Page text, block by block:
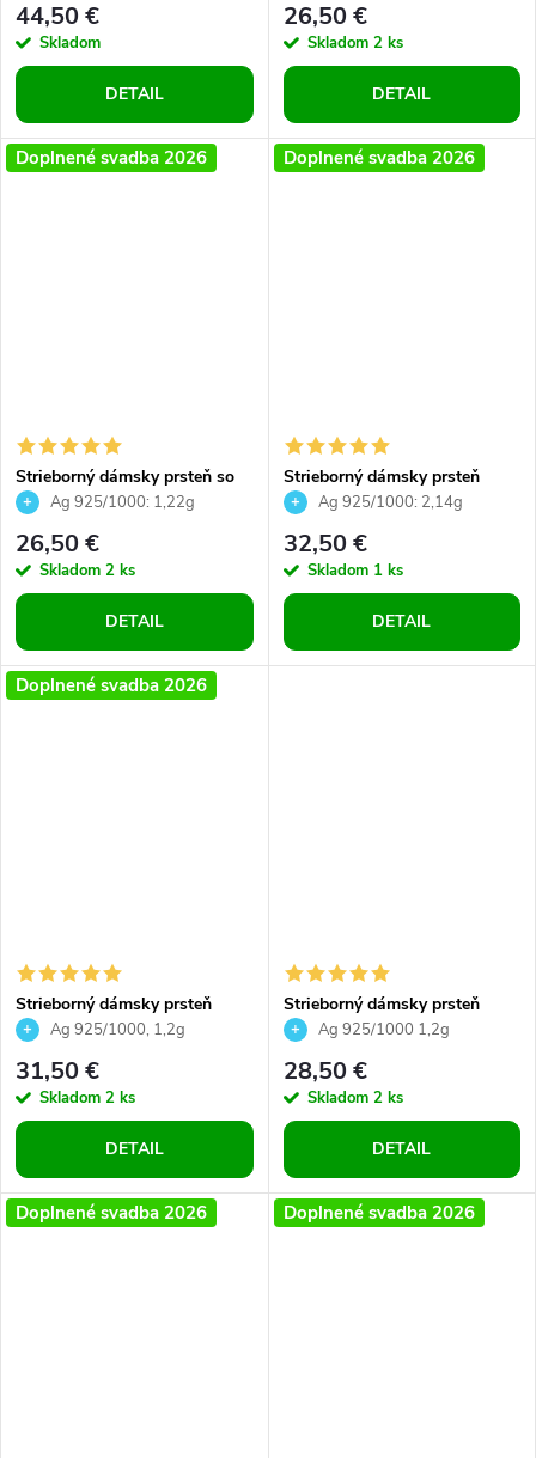
dvojice
44,50 €
Skladom
DETAIL
26,50 €
Skladom 2 ks
DETAIL
Doplnené svadba 2026
Strieborný dámsky prsteň so
zirkónmiAg 925/1000: 1,22g
26,50 €
Skladom 2 ks
DETAIL
Doplnené svadba 2026
Strieborný dámsky prsteň
vykladaný zirkónmi po obvode
Ag 925/1000: 2,14g
32,50 €
Skladom 1 ks
DETAIL
Doplnené svadba 2026
Strieborný dámsky prsteň
zatočený so zirkónmi
Ag 925/1000, 1,2g
31,50 €
Skladom 2 ks
DETAIL
Strieborný dámsky prsteň
špirálovitý vzor so zirkónmi
Ag 925/1000 1,2g
28,50 €
Skladom 2 ks
DETAIL
Doplnené svadba 2026 Doplnené svadba 2026